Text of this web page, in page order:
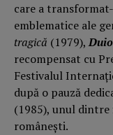
care a
emblematice ale
tragică (1979),
recompensat cu
Festivalul
după o pauză
(1985), unul
românești.